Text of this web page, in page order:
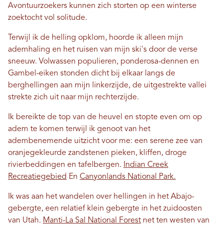
Avontuurzoekers kunnen zich storten op een winterse
zoektocht vol solitude.
Terwijl ik de helling opklom, hoorde ik alleen mijn
ademhaling en het ruisen van mijn ski's door de verse
sneeuw. Volwassen populieren, ponderosa-dennen en
Gambel-eiken stonden dicht bij elkaar langs de
berghellingen aan mijn linkerzijde, de uitgestrekte vallei
strekte zich uit naar mijn rechterzijde.
Ik bereikte de top van de heuvel en stopte even om op
adem te komen terwijl ik genoot van het
adembenemende uitzicht voor me: een serene zee van
oranjegekleurde zandstenen pieken, kliffen, droge
rivierbeddingen en tafelbergen.
Indian Creek
Recreatiegebied En Canyonlands National Park.
Ik was aan het wandelen over hellingen in het Abajo-
gebergte, een relatief klein gebergte in het zuidoosten
van Utah. Manti-La Sal National Forest net ten westen van